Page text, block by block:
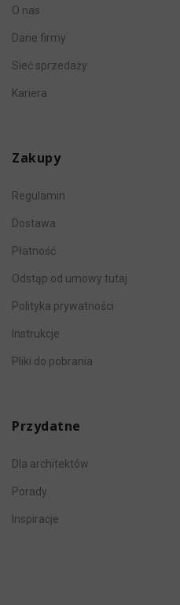
O nas
Dane firmy
Sieć sprzedaży
Kariera
Zakupy
Regulamin
Dostawa
Płatność
Odstąp od umowy tutaj
Polityka prywatności
Instrukcje
Pliki do pobrania
Przydatne
Dla architektów
Porady
Inspiracje